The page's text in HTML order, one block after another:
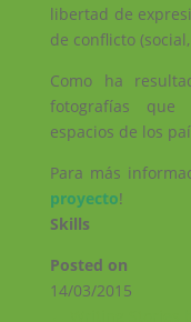
libertad de
de conflicto
Como ha
fotografías que
espacios de los
Para más
proyecto!
Skills
Posted on
14/03/2015